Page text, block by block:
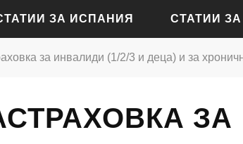
ЗА ИСПАНИЯ
ЗА БАРСЕЛОНА
СТАТИИ
СТАТИИ ЗА
за инвалиди (1/2/3 и деца) и за
ЗА